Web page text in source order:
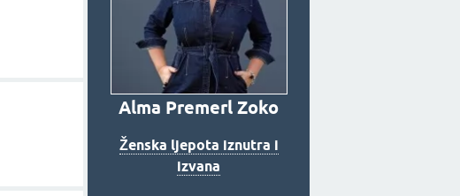
Alma Premerl Zoko
Ženska ljepota iznutra i
izvana